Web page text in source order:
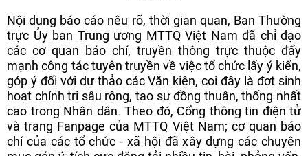
Nội dung báo cáo nêu rõ, thời gian quan, Ban Thường
trực Ủy ban Trung ương MTTQ Việt Nam đã chỉ đạo
các cơ quan báo chí, truyền thông trực thuộc đẩy
mạnh công tác tuyên truyền về việc tổ chức lấy ý kiến,
góp ý đối với dự thảo các Văn kiện, coi đây là đợt sinh
hoạt chính trị sâu rộng, tạo sự đồng thuận, thống nhất
cao trong Nhân dân. Theo đó, Cổng thông tin điện tử
và trang Fanpage của MTTQ Việt Nam; cơ quan báo
chí của các tổ chức - xã hội đã xây dựng các chuyên